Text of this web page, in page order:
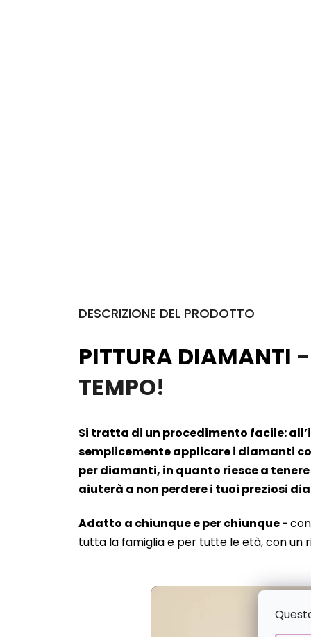
DESCRIZIONE DEL PRODOTTO
PITTURA DIAMANTI -
TEMPO!
Si tratta di un procedimento facile:
semplicemente applicare i diamanti
per diamanti, in quanto riesce a
aiuterà a non perdere i tuoi preziosi
Adatto a chiunque e per chiunque -
tutta la famiglia e per tutte le età, con un